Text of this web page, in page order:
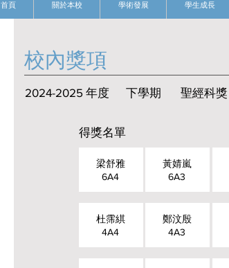
首頁 關於本校 學術發展 學生成長
​校內獎項
2024-2025 年度 下學期 聖經科獎
得獎名單
梁舒雅
6A4
杜霈綨
4A4
黃婧嵐
6A3
鄭汶殷
4A3